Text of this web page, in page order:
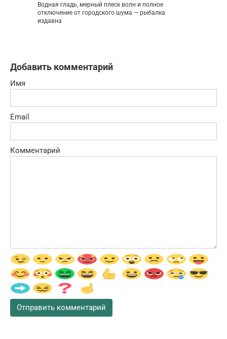
Водная гладь, мерный плеск волн и полное
отключение от городского шума — рыбалка
издавна
Добавить комментарий
Имя
Email
Комментарий